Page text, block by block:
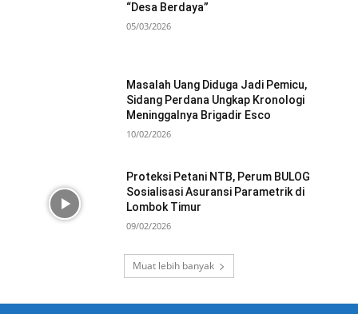
“Desa Berdaya”
05/03/2026
Masalah Uang Diduga Jadi Pemicu,
Sidang Perdana Ungkap Kronologi
Meninggalnya Brigadir Esco
10/02/2026
Proteksi Petani NTB, Perum BULOG
Sosialisasi Asuransi Parametrik di
Lombok Timur
09/02/2026
Muat lebih banyak